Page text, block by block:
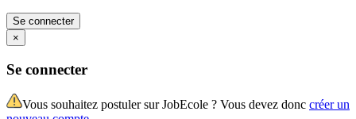
Se connecter
×
Se connecter
Vous souhaitez postuler sur JobEcole ? Vous devez donc créer un